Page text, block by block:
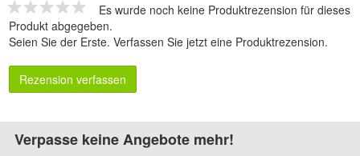
Es wurde noch keine Produktrezension für dieses
Produkt abgegeben.
Seien Sie der Erste. Verfassen Sie jetzt eine Produktrezension.
Rezension verfassen
Verpasse keine Angebote mehr!